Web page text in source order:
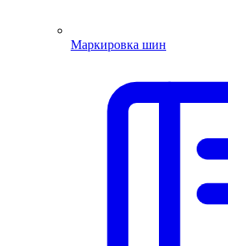
Маркировка шин